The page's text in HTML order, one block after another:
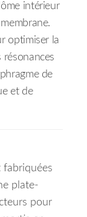
intérieur
optimiser la
résonances
de
et de
fabriquées
plate-
pour